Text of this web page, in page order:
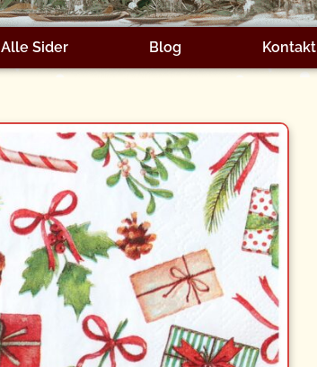
Alle Sider Blog Kontakt